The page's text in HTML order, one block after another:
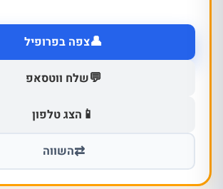
👤צפה בפרופיל
💬שלח ווטסאפ
📱 הצג טלפון
⇄השווה